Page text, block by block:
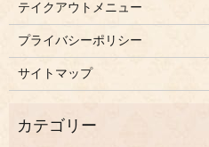
テイクアウトメニュー
プライバシーポリシー
サイトマップ